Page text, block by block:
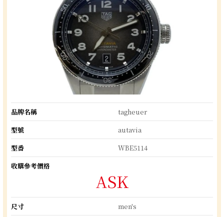
品牌名稱
tagheuer
型號
autavia
型番
WBE5114
收購參考價格
ASK
尺寸
men's